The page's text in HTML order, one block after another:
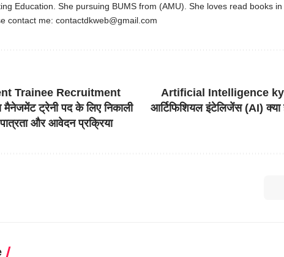
Education. She pursuing BUMS from (AMU). She loves read books
contact me: contactdkweb@gmail.com
Trainee Recruitment
मैनेजमेंट ट्रेनी पद के लिए निकाली
पात्रता और आवेदन प्रक्रिया
Artificial Intelligence
आर्टिफिशियल इंटेलिजेंस (AI)